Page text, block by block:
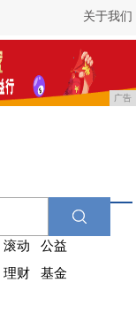
关于我们
广告
滚动
公益
理财
基金